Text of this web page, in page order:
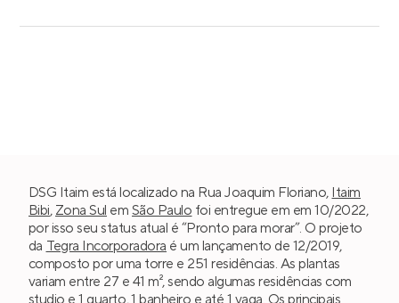
DSG Itaim está localizado na Rua Joaquim Floriano, Itaim
Bibi, Zona Sul em São Paulo foi entregue em em 10/2022,
por isso seu status atual é “Pronto para morar”. O projeto
da Tegra Incorporadora é um lançamento de 12/2019,
composto por uma torre e 251 residências. As plantas
variam entre 27 e 41 m², sendo algumas residências com